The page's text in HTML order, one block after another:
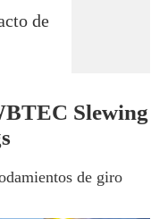
de
Slewing
de giro